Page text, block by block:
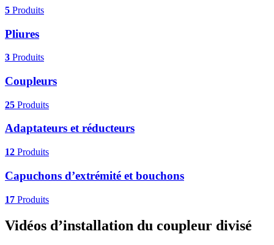
5 Produits
Pliures
3 Produits
Coupleurs
25 Produits
Adaptateurs et réducteurs
12 Produits
Capuchons d’extrémité et bouchons
17 Produits
Vidéos d’installation du coupleur divisé